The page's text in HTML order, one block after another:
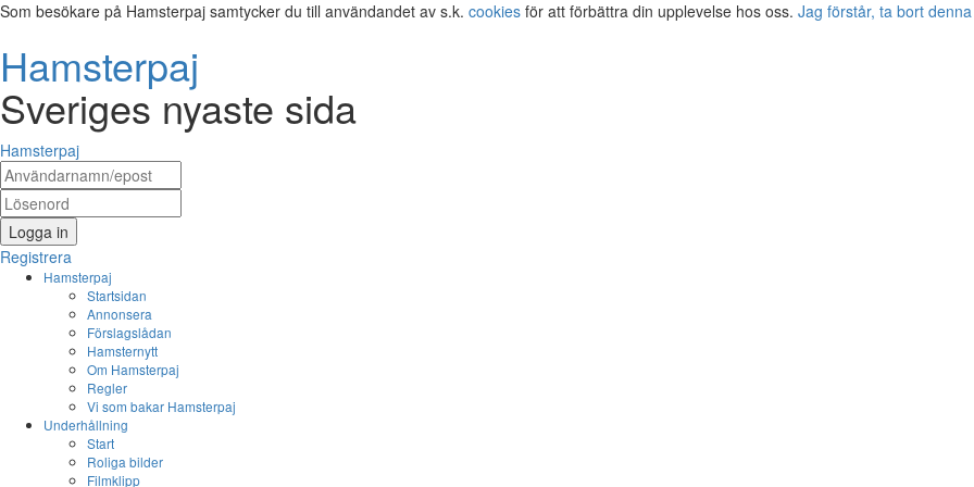
Som besökare på Hamsterpaj samtycker du till användandet av s.k. cookies för att förbättra din upplevelse hos oss. Jag förstår, ta bort
Hamsterpaj
Sveriges nyaste sida
Hamsterpaj
Logga in
Registrera
Hamsterpaj
Startsidan
Annonsera
Förslagslådan
Hamsternytt
Om Hamsterpaj
Regler
Vi som bakar Hamsterpaj
Underhållning
Start
Roliga bilder
Filmklipp